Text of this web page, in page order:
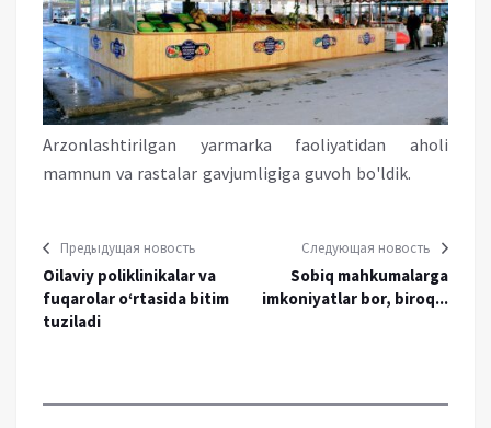
Arzonlashtirilgan yarmarka faoliyatidan aholi
mamnun va rastalar gavjumligiga guvoh bo'ldik.
Предыдущая новость
Oilaviy poliklinikalar va
fuqarolar o‘rtasida bitim
tuziladi
Следующая новость
Sobiq mahkumalarga
imkoniyatlar bor, biroq...